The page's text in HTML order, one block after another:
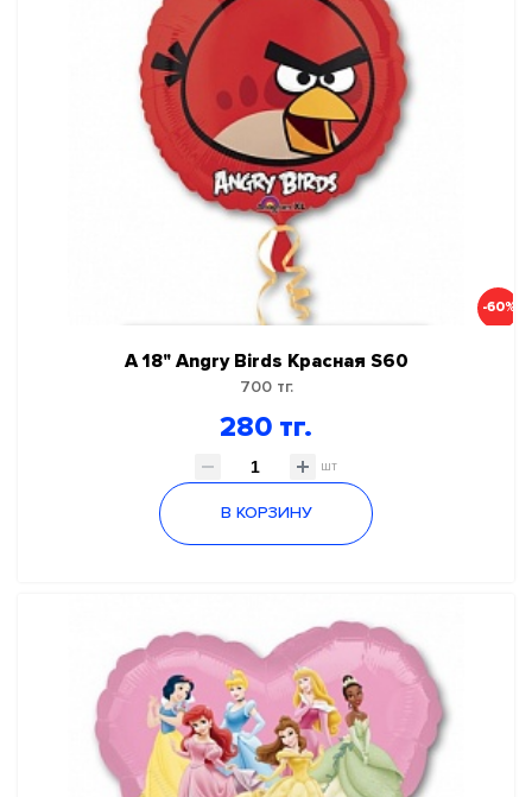
-60%
А 18" Angry Birds Красная S60
700 тг.
280 тг.
шт
В КОРЗИНУ